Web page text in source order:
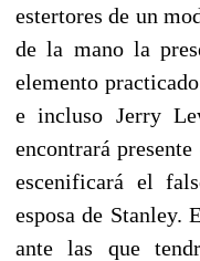
estertores de un
de la mano la
elemento
e incluso Jerry
encontrará
escenificará el
esposa de Stanley.
ante las que